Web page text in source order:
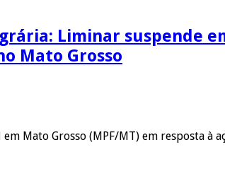
Liminar suspende
Mato Grosso
Mato Grosso (MPF/MT) em resposta